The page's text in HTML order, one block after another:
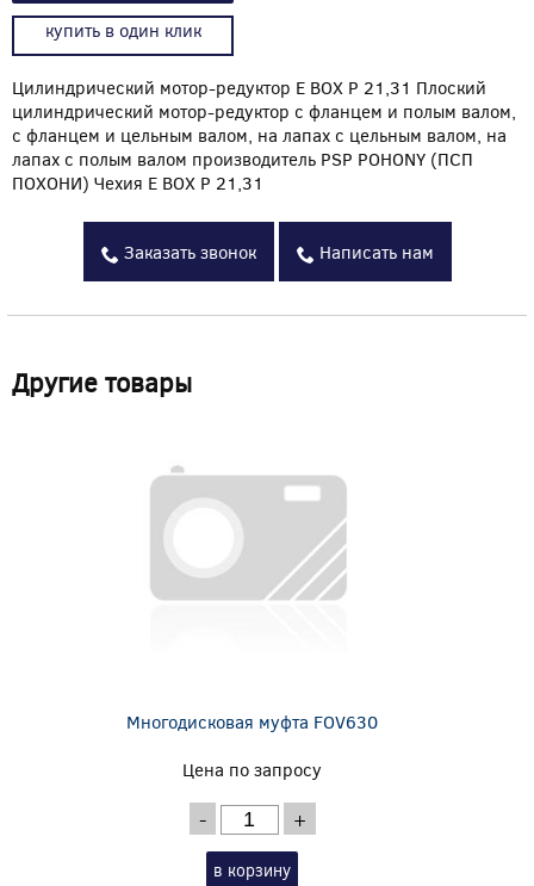
купить в один клик
Цилиндрический мотор-редуктор E BOX P 21,31 Плоский
цилиндрический мотор-редуктор с фланцем и полым валом,
с фланцем и цельным валом, на лапах с цельным валом, на
лапах с полым валом производитель PSP POHONY (ПСП
ПОХОНИ) Чехия E BOX P 21,31
Заказать звонок Написать нам
Другие товары
Многодисковая муфта FOV630
Цена по запросу
- +
в корзину